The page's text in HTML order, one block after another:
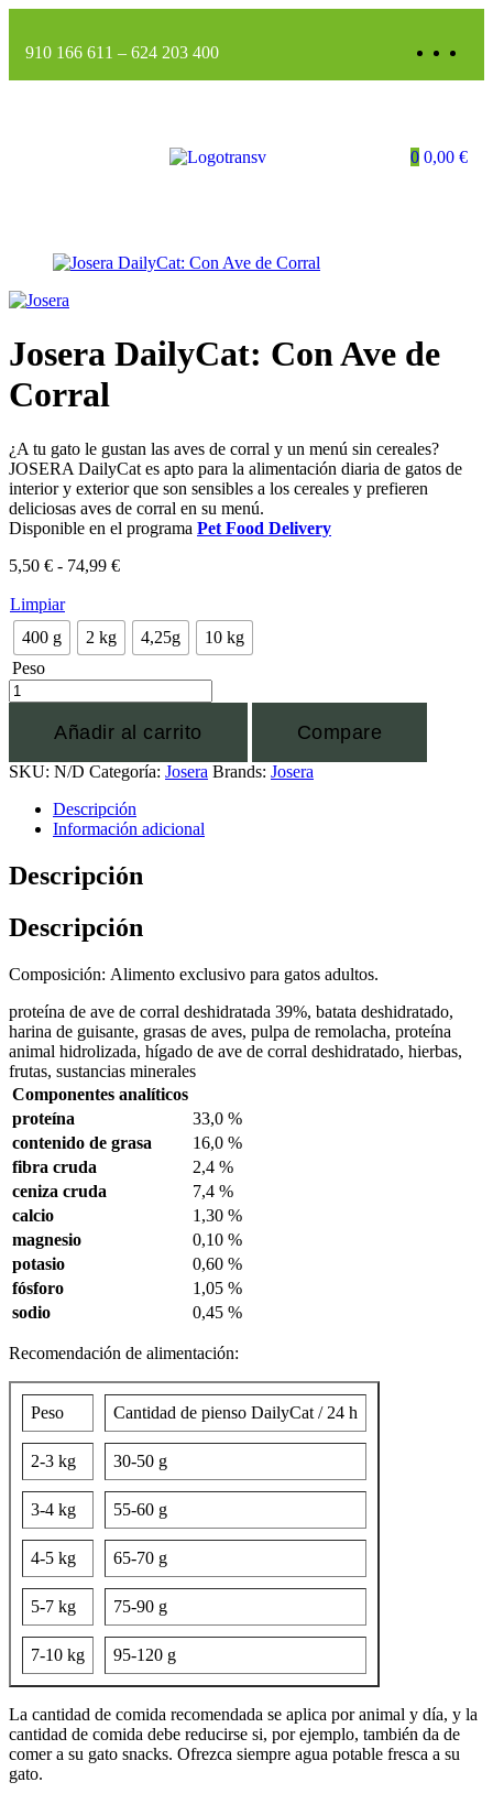
910 166 611 – 624 203 400
0 0,00 €
Josera DailyCat: Con Ave de
Corral
¿A tu gato le gustan las aves de corral y un menú sin cereales?
JOSERA DailyCat es apto para la alimentación diaria de gatos de
interior y exterior que son sensibles a los cereales y prefieren
deliciosas aves de corral en su menú.
Disponible en el programa Pet Food Delivery
5,50 € - 74,99 €
Limpiar
400 g
2 kg 4,25g
10 kg
Peso
Añadir al carrito Compare
SKU: N/D Categoría: Josera Brands: Josera
Descripción
Información adicional
Descripción
Descripción
Composición: Alimento exclusivo para gatos adultos.
proteína de ave de corral deshidratada 39%, batata deshidratado,
harina de guisante, grasas de aves, pulpa de remolacha, proteína
animal hidrolizada, hígado de ave de corral deshidratado, hierbas,
frutas, sustancias minerales
Componentes analíticos
proteína
33,0 %
contenido de grasa
16,0 %
fibra cruda
2,4 %
ceniza cruda
7,4 %
calcio
1,30 %
magnesio
0,10 %
potasio
0,60 %
fósforo
1,05 %
sodio
0,45 %
Recomendación de alimentación:
Peso Cantidad de pienso DailyCat / 24 h
2-3 kg 30-50 g
3-4 kg 55-60 g
4-5 kg 65-70 g
5-7 kg 75-90 g
7-10 kg 95-120 g
La cantidad de comida recomendada se aplica por animal y día, y la
cantidad de comida debe reducirse si, por ejemplo, también da de
comer a su gato snacks. Ofrezca siempre agua potable fresca a su
gato.